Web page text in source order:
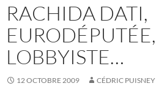
RACHIDA DATI,
LOBBYISTE…
12 OCTOBRE 2009 CÉDRIC PUISNEY